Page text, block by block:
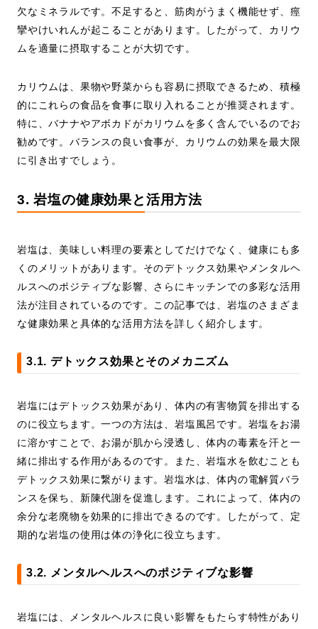
欠なミネラルです。不足すると、筋肉がうまく機能せず、痙
攣やけいれんが起こることがあります。したがって、カリウ
ムを適量に摂取することが大切です。
カリウムは、果物や野菜からも容易に摂取できるため、積極
的にこれらの食品を食事に取り入れることが推奨されます。
特に、バナナやアボカドがカリウムを多く含んでいるのでお
勧めです。バランスの良い食事が、カリウムの効果を最大限
に引き出すでしょう。
3. 岩塩の健康効果と活用方法
岩塩は、美味しい料理の要素としてだけでなく、健康にも多
くのメリットがあります。そのデトックス効果やメンタルヘ
ルスへのポジティブな影響、さらにキッチンでの多彩な活用
法が注目されているのです。この記事では、岩塩のさまざま
な健康効果と具体的な活用方法を詳しく紹介します。
3.1. デトックス効果とそのメカニズム
岩塩にはデトックス効果があり、体内の有害物質を排出する
のに役立ちます。一つの方法は、岩塩風呂です。岩塩をお湯
に溶かすことで、お湯が肌から浸透し、体内の毒素を汗と一
緒に排出する作用があるのです。また、岩塩水を飲むことも
デトックス効果に繋がります。岩塩水は、体内の電解質バラ
ンスを保ち、新陳代謝を促進します。これによって、体内の
余分な老廃物を効果的に排出できるのです。したがって、定
期的な岩塩の使用は体の浄化に役立ちます。
3.2. メンタルヘルスへのポジティブな影響
岩塩には、メンタルヘルスに良い影響をもたらす特性があり